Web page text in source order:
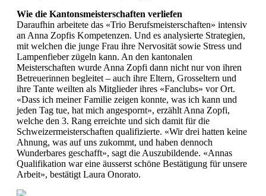
Wie die Kantonsmeisterschaften verliefen
Daraufhin arbeitete das «Trio Berufsmeisterschaften» intensiv
an Anna Zopfis Kompetenzen. Und es analysierte Strategien,
mit welchen die junge Frau ihre Nervosität sowie Stress und
Lampenfieber zügeln kann. An den kantonalen
Meisterschaften wurde Anna Zopfi dann nicht nur von ihren
Betreuerinnen begleitet – auch ihre Eltern, Grosseltern und
ihre Tante weilten als Mitglieder ihres «Fanclubs» vor Ort.
«Dass ich meiner Familie zeigen konnte, was ich kann und
jeden Tag tue, hat mich angespornt», erzählt Anna Zopfi,
welche den 3. Rang erreichte und sich damit für die
Schweizermeisterschaften qualifizierte. «Wir drei hatten keine
Ahnung, was auf uns zukommt, und haben dennoch
Wunderbares geschafft», sagt die Auszubildende. «Annas
Qualifikation war eine äusserst schöne Bestätigung für unsere
Arbeit», bestätigt Laura Onorato.